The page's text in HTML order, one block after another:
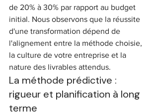
de 20% à 30% par rapport au budget
initial. Nous observons que la réussite
d'une transformation dépend de
l'alignement entre la méthode choisie,
la culture de votre entreprise et la
nature des livrables attendus.
La méthode prédictive :
rigueur et planification à long
terme